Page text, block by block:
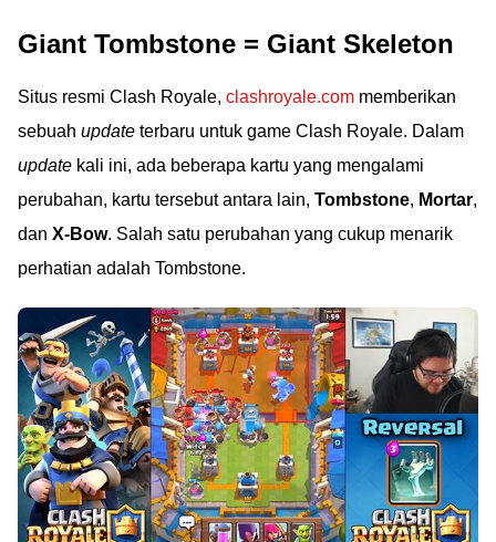
Giant Tombstone = Giant Skeleton
Situs resmi Clash Royale, clashroyale.com memberikan
sebuah update terbaru untuk game Clash Royale. Dalam
update kali ini, ada beberapa kartu yang mengalami
perubahan, kartu tersebut antara lain, Tombstone, Mortar,
dan X-Bow. Salah satu perubahan yang cukup menarik
perhatian adalah Tombstone.